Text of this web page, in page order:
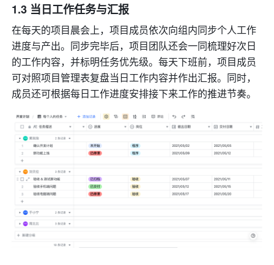
1.3 当日工作任务与汇报
在每天的项目晨会上，项目成员依次向组内同步个人工作
进度与产出。同步完毕后，项目团队还会一同梳理好次日
的工作内容，并标明任务优先级。每天下班前，项目成员
可对照项目管理表复盘当日工作内容并作出汇报。同时，
成员还可根据每日工作进度安排接下来工作的推进节奏。